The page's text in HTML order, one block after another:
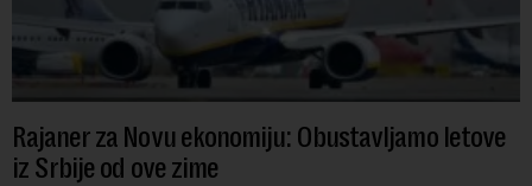
Rajaner za Novu ekonomiju: Obustavljamo letove
iz Srbije od ove zime